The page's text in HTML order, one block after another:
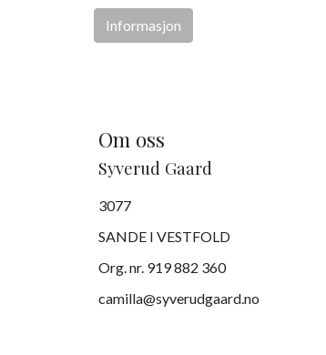
Informasjon
Om oss
Syverud Gaard
3077
SANDE I VESTFOLD
Org. nr. 919 882 360
camilla@syverudgaard.no